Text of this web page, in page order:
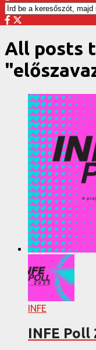
All posts
INFE
INFE Poll